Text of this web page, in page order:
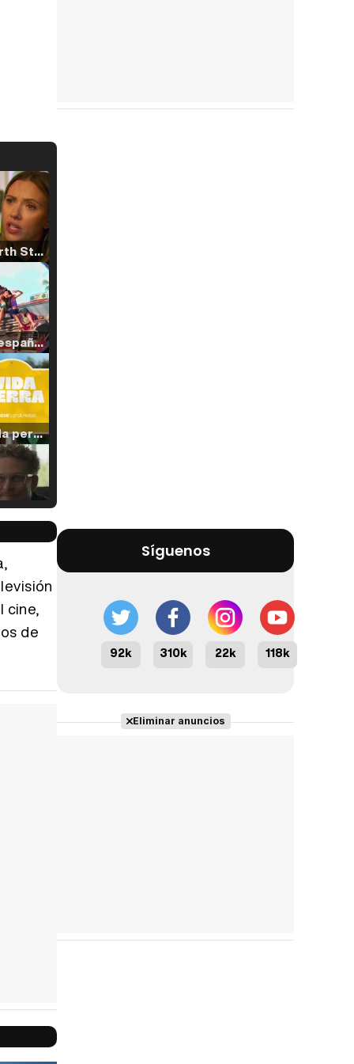
Tráiler 'North Star' (2023)
Tráiler en español de 'La isla olvidada'
Tráiler 'Vida perra' (2026)
Tráiler Oficial en VOSE 'The Audacity'
Tráiler en español 'Outcome' (2026)
cine,
de
Síguenos
92k 310k 22k 118k
Eliminar anuncios